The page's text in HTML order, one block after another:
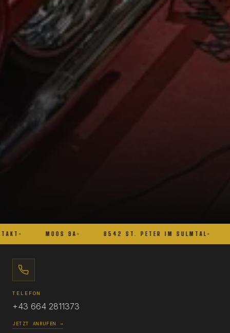
MOOS 9A 8542 ST. PETER IM SULMTAL
TELEFON
+43 664 2811373
JETZT ANRUFEN →